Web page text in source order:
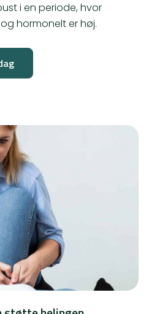
i en periode, hvor
hormonelt er høj.